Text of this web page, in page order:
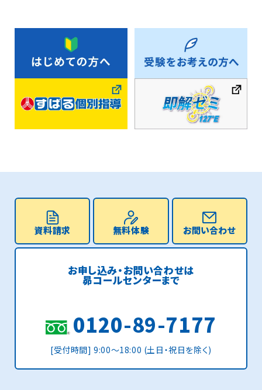
資料請求 無料体験 お問い合わせ
お申し込み・お問い合わせは
昴コールセンターまで
0120-89-7177
[受付時間] 9:00〜18:00 (土日・祝日を除く)